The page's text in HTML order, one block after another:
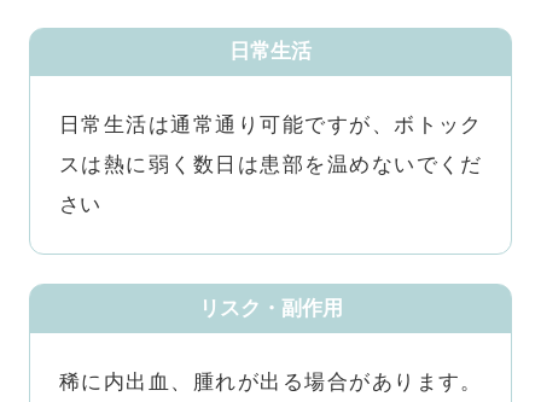
日常生活
日常生活は通常通り可能ですが、ボトック
スは熱に弱く数日は患部を温めないでくだ
さい
リスク・副作用
稀に内出血、腫れが出る場合があります。